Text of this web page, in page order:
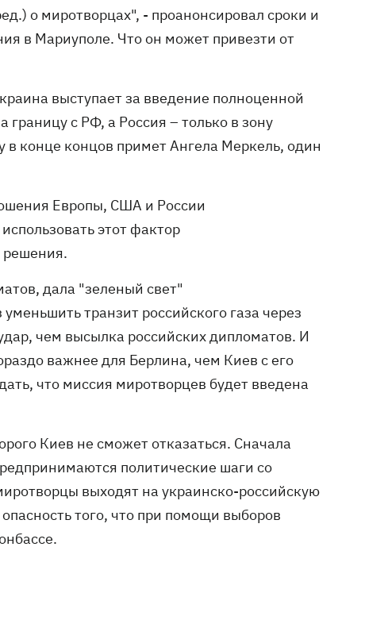
о миротворцах", - проанонсировал сроки и
в Мариуполе. Что он может привезти от
выступает за введение полноценной
с РФ, а Россия – только в зону
конце концов примет Ангела Меркель, один
Европы, США и России
этот фактор
решения.
дала "зеленый свет"
транзит российского газа через
чем высылка российских дипломатов. И
важнее для Берлина, чем Киев с его
что миссия миротворцев будет введена
Киев не сможет отказаться. Сначала
политические шаги со
выходят на украинско-российскую
того, что при помощи выборов